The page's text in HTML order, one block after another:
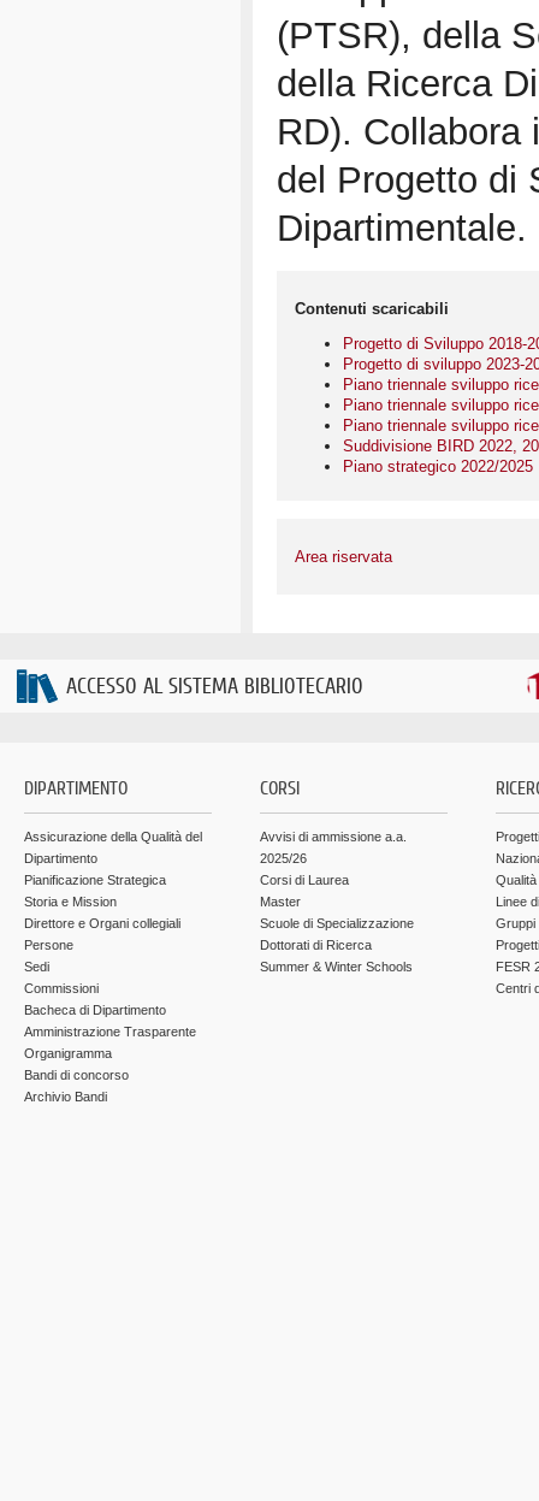
(PTSR), della
della Ricerca
RD). Collabora
del Progetto di
Dipartimentale.
Contenuti scaricabili
Progetto di Sviluppo 2018-
Progetto di sviluppo 2023-
Piano triennale sviluppo
Piano triennale sviluppo
Piano triennale sviluppo
Suddivisione BIRD 2022,
Piano strategico 2022/2025
Area riservata
ACCESSO AL SISTEMA BIBLIOTECARIO
DIPARTIMENTO
Assicurazione della Qualità del
Dipartimento
Pianificazione Strategica
Storia e Mission
Direttore e Organi collegiali
Persone
Sedi
Commissioni
Bacheca di Dipartimento
Amministrazione Trasparente
Organigramma
Bandi di concorso
Archivio Bandi
CORSI
Avvisi di ammissione a.a.
2025/26
Corsi di Laurea
Master
Scuole di Specializzazione
Dottorati di Ricerca
Summer & Winter Schools
Linee
Gruppi
FESR
Centri